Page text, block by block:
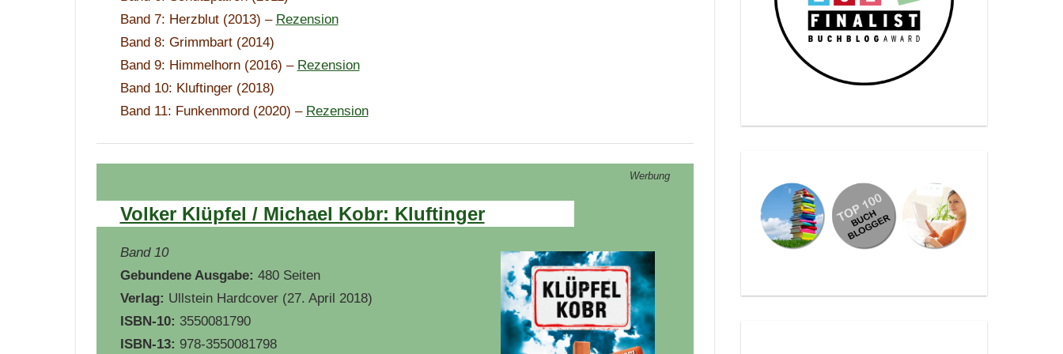
Band 7: Herzblut (2013) – Rezension
Band 8: Grimmbart (2014)
Band 9: Himmelhorn (2016) – Rezension
Band 10: Kluftinger (2018)
Band 11: Funkenmord (2020) – Rezension
Werbung
Volker Klüpfel / Michael Kobr: Kluftinger
Band 10
Gebundene Ausgabe: 480 Seiten
Verlag: Ullstein Hardcover (27. April 2018)
ISBN-10: 3550081790
ISBN-13: 978-3550081798